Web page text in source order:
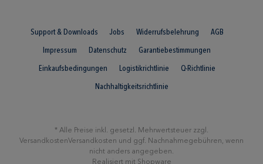
Support & Downloads Jobs Widerrufsbelehrung AGB
Impressum Datenschutz Garantiebestimmungen
Einkaufsbedingungen Logistikrichtlinie Q-Richtlinie
Nachhaltigkeitsrichtlinie
* Alle Preise inkl. gesetzl. Mehrwertsteuer zzgl.
VersandkostenVersandkosten und ggf. Nachnahmegebühren, wenn
nicht anders angegeben.
Realisiert mit Shopware